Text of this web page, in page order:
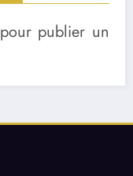
pour publier un